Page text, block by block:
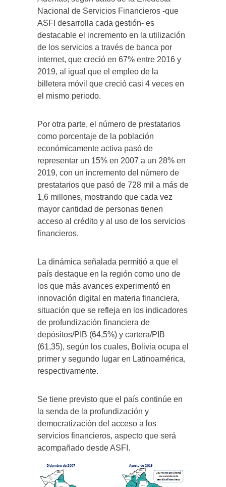
Nacional de Servicios Financieros -que
ASFI desarrolla cada gestión- es
destacable el incremento en la utilización
de los servicios a través de banca por
internet, que creció en 67% entre 2016 y
2019, al igual que el empleo de la
billetera móvil que creció casi 4 veces en
el mismo periodo.
Por otra parte, el número de prestatarios
como porcentaje de la población
económicamente activa pasó de
representar un 15% en 2007 a un 28% en
2019, con un incremento del número de
prestatarios que pasó de 728 mil a más de
1,6 millones, mostrando que cada vez
mayor cantidad de personas tienen
acceso al crédito y al uso de los servicios
financieros.
La dinámica señalada permitió a que el
país destaque en la región como uno de
los que más avances experimentó en
innovación digital en materia financiera,
situación que se refleja en los indicadores
de profundización financiera de
depósitos/PIB (64,5%) y cartera/PIB
(61,35), según los cuales, Bolivia ocupa el
primer y segundo lugar en Latinoamérica,
respectivamente.
Se tiene previsto que el país continúe en
la senda de la profundización y
democratización del acceso a los
servicios financieros, aspecto que será
acompañado desde ASFI.